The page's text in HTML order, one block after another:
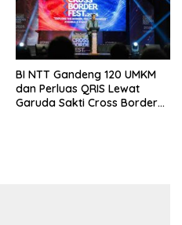
BI NTT Gandeng 120 UMKM
dan Perluas QRIS Lewat
Garuda Sakti Cross Border